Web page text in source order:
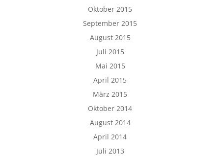
Oktober 2015
September 2015
August 2015
Juli 2015
Mai 2015
April 2015
März 2015
Oktober 2014
August 2014
April 2014
Juli 2013